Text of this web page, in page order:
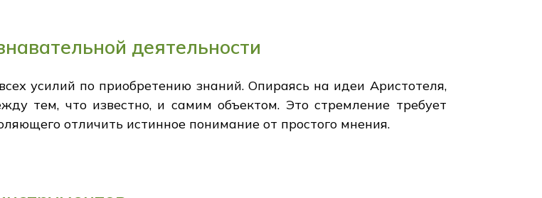
деятельности
усилий по приобретению знаний. Опираясь на идеи Аристотеля,
тем, что известно, и самим объектом. Это стремление требует
отличить истинное понимание от простого мнения.